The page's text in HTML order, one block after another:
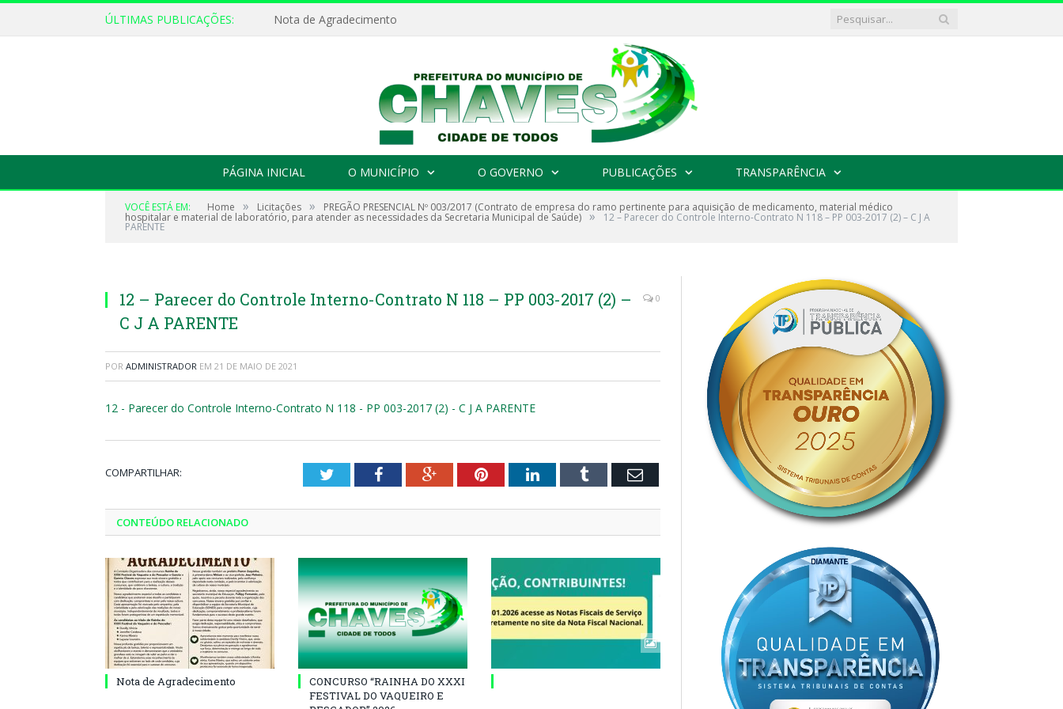
ÚLTIMAS PUBLICAÇÕES: Nota de Agradecimento
PÁGINA INICIAL O MUNICÍPIO O GOVERNO PUBLICAÇÕES TRANSPARÊNCIA
VOCÊ ESTÁ EM: Home » Licitações » PREGÃO PRESENCIAL Nº 003/2017 (Contrato de empresa do ramo pertinente para aquisição de medicamento, material médico
hospitalar e material de laboratório, para atender as necessidades da Secretaria Municipal de Saúde) » 12 – Parecer do Controle Interno-Contrato N 118 – PP 003-2017 (2) – C J A
PARENTE
12 – Parecer do Controle Interno-Contrato N 118 – PP 003-2017 (2) –
C J A PARENTE
0
POR ADMINISTRADOR EM 21 DE MAIO DE 2021
12 - Parecer do Controle Interno-Contrato N 118 - PP 003-2017 (2) - C J A PARENTE
COMPARTILHAR: TwitterFacebookGoogle+PinterestLinkedInTumblr Email
CONTEÚDO RELACIONADO
Nota de Agradecimento
CONCURSO “RAINHA DO XXXI
FESTIVAL DO VAQUEIRO E